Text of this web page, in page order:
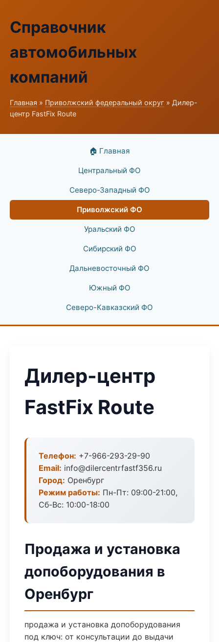
Справочник
автомобильных
компаний
Главная » Приволжский федеральный округ » Дилер-
центр FastFix Route
🏠 Главная
Центральный ФО
Северо-Западный ФО
Приволжский ФО
Уральский ФО
Сибирский ФО
Дальневосточный ФО
Южный ФО
Северо-Кавказский ФО
Дилер-центр
FastFix Route
Телефон: +7-966-293-29-90
Email: info@dilercentrfastf356.ru
Город: Оренбург
Режим работы: Пн-Пт: 09:00-21:00,
Сб-Вс: 10:00-18:00
Продажа и установка
допоборудования в
Оренбург
продажа и установка допоборудования
под ключ: от консультации до выдачи